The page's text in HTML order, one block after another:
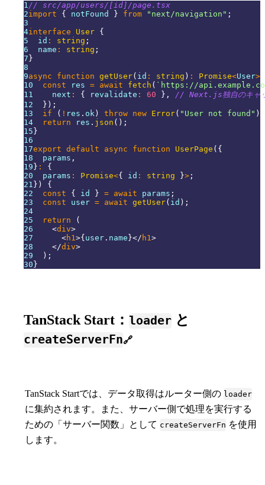
1// src/app/users/[id]/page.tsx
2import { notFound } from "next/navigation" ;
3
4interface User {
5
  id
: string ;
6
  name
: string ;
7 }
8
9async function getUser( id : string ) : Promise<User>
10
const res = await fetch ( ` https://
11
    next
: { revalidate : 60 } ,
// Next.js独自のキャ
12
} ) ;
13
if ( ! res . ok ) throw new Error( "User not found" )
14
return res . json ( ) ;
15 }
16
17export default async function UserPage ( {
18
  params
,
19 } :
{
20
  params
: Promise<{ id : string }> ;
21 } )
{
22
const { id } = await params ;
23
const user = await getUser( id ) ;
24
25
return
(
26
<div>
27
<h1>{ user . name }</ h1>
28
</div>
29
) ;
30 }
TanStack Start： loader と
createServerFn🔗
TanStack Startでは、データ取得はルーター側の loader
に集約されます。また、サーバー側で処理を実行する
ための「サーバー関数」として createServerFn を使用
します。